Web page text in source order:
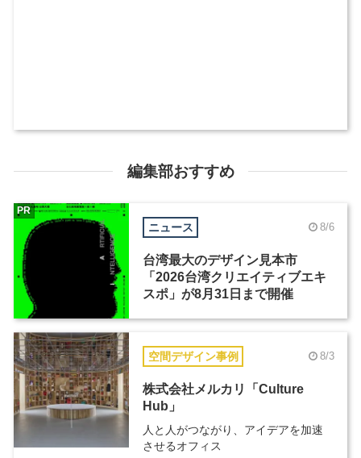
編集部おすすめ
ニュース 8/6
台湾最大のデザイン見本市
「2026台湾クリエイティブエキ
スポ」が8月31日まで開催
PR
空間デザイン事例 8/3
株式会社メルカリ「Culture
Hub」
人と人がつながり、アイデアを加速
させるオフィス